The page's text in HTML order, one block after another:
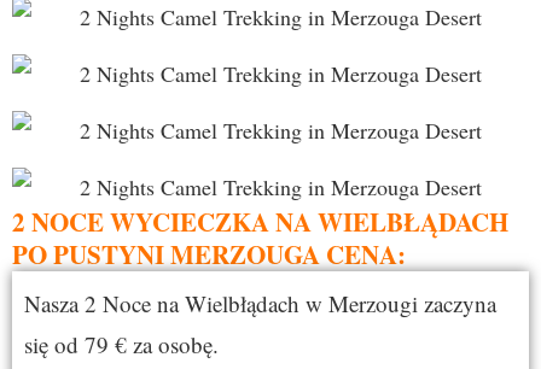
2 NOCE WYCIECZKA NA WIELBŁĄDACH
PO PUSTYNI MERZOUGA CENA:
Nasza 2 Noce na Wielbłądach w Merzougi zaczyna
się od 79 € za osobę.